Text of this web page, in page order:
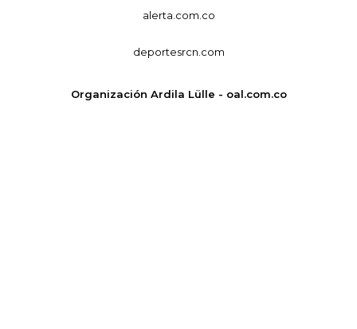
alerta.com.co
deportesrcn.com
Organización Ardila Lülle - oal.com.co